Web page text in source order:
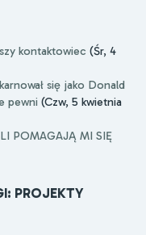
kontaktowiec (Śr, 4
się jako Donald
pewni (Czw, 5 kwietnia
POMAGAJĄ MI SIĘ
PROJEKTY